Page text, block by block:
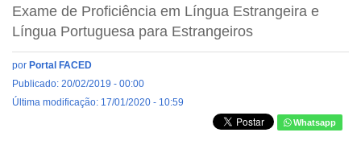
Exame de Proficiência em Língua Estrangeira e
Língua Portuguesa para Estrangeiros
por Portal FACED
Publicado: 20/02/2019 - 00:00
Última modificação: 17/01/2020 - 10:59
Whatsapp